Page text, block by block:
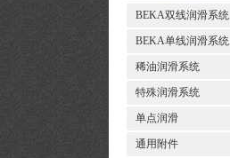
BEKA双线润滑系统
BEKA单线润滑系统
稀油润滑系统
特殊润滑系统
单点润滑
通用附件